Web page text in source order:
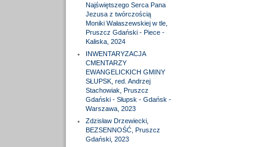
Najświętszego Serca Pana
Jezusa z twórczością
Moniki Wałaszewskiej w tle,
Pruszcz Gdański - Piece -
Kaliska, 2024
INWENTARYZACJA
CMENTARZY
EWANGELICKICH GMINY
SŁUPSK, red. Andrzej
Stachowiak, Pruszcz
Gdański - Słupsk - Gdańsk -
Warszawa, 2023
Zdzisław Drzewiecki,
BEZSENNOŚĆ, Pruszcz
Gdański, 2023